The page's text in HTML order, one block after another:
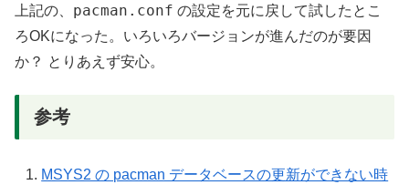
上記の、 pacman.conf の設定を元に戻して試したとこ
ろOKになった。いろいろバージョンが進んだのが要因
か？ とりあえず安心。
参考
MSYS2 の pacman データベースの更新ができない時